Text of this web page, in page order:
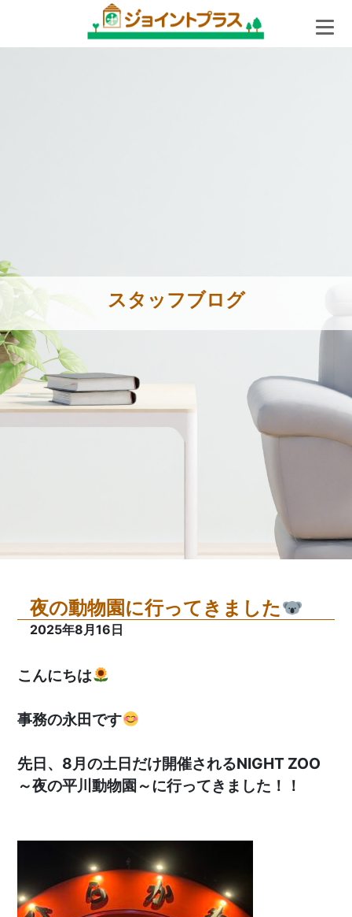
スタッフブログ
夜の動物園に行ってきました
2025年8月16日
こんにちは
事務の永田です
先日、8月の土日だけ開催されるNIGHT ZOO
～夜の平川動物園～に行ってきました！！